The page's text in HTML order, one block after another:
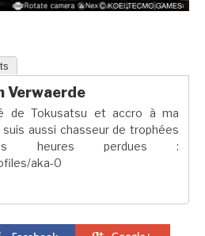
Verwaerde
de Tokusatsu et accro à ma
suis aussi chasseur de trophées
heures perdues :
aka-0